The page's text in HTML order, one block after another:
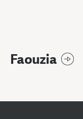
Faouzia